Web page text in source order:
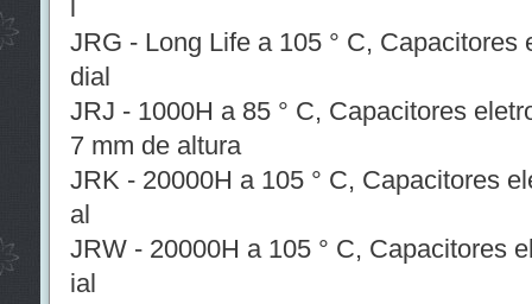
JRG - Long Life a 105 ° C,
dial
JRJ - 1000H a 85 ° C, Capacitores
7 mm de altura
JRK - 20000H a 105 ° C, Capacitores
al
JRW - 20000H a 105 ° C, Capacitores
ial